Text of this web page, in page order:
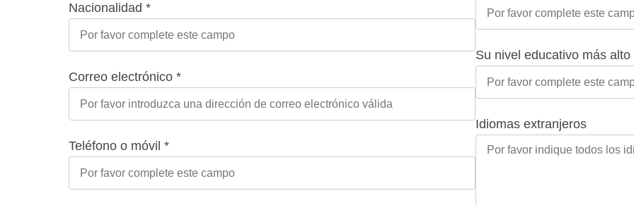
Nacionalidad *
Correo electrónico *
Teléfono o móvil *
Su nivel educativo más alto
Idiomas extranjeros